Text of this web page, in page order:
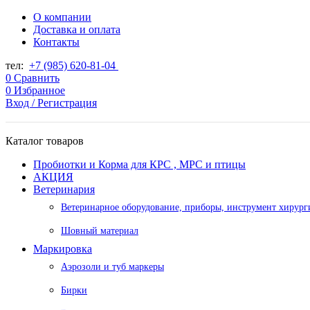
О компании
Доставка и оплата
Контакты
тел: +7 (985) 620-81-04
0 Сравнить
0 Избранное
Вход / Регистрация
Каталог товаров
Пробиотки и Корма для КРС , МРС и птицы
АКЦИЯ
Ветеринария
Ветеринарное оборудование, приборы, инструмент
Шовный материал
Маркировка
Аэрозоли и туб маркеры
Бирки